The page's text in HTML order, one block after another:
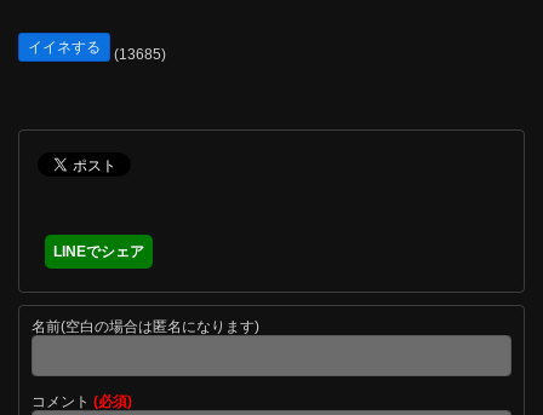
イイネする (13685)
LINEでシェア
名前(空白の場合は匿名になります)
コメント (必須)